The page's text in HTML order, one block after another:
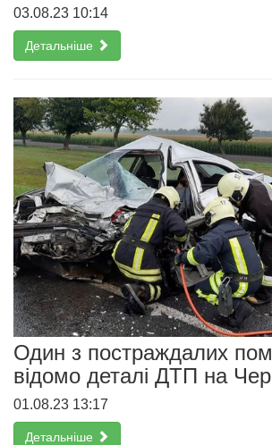
03.08.23 10:14
Детальніше
Один з постраждалих
відомо деталі ДТП на
01.08.23 13:17
Детальніше